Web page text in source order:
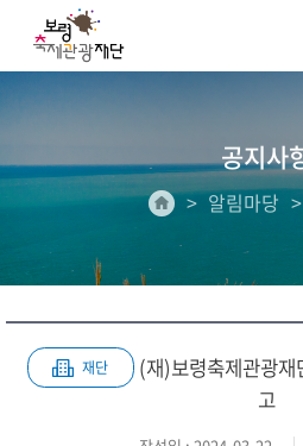
공지사
알림마당
재단
(재)보령축제관광재
고